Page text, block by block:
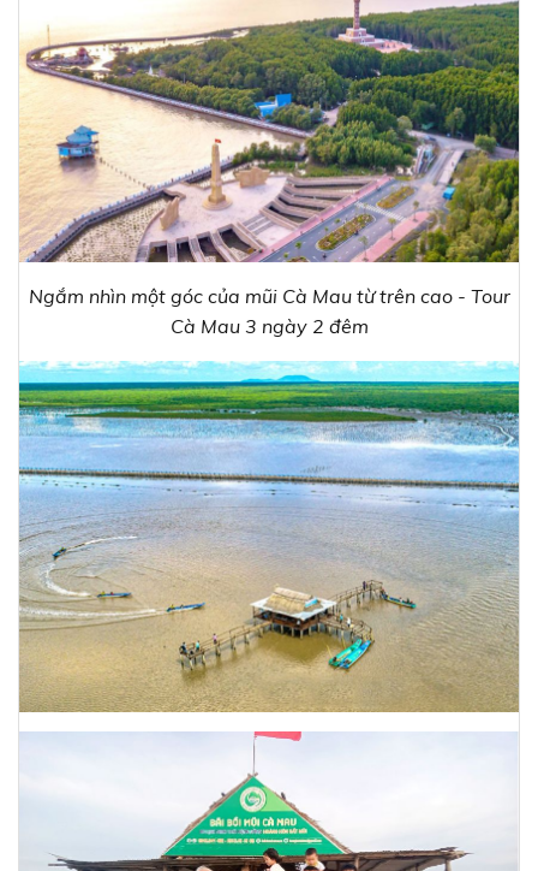
Ngắm nhìn một góc của mũi Cà Mau từ trên cao - Tour
Cà Mau 3 ngày 2 đêm